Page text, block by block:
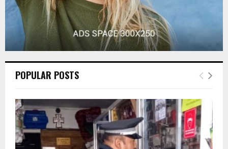
POPULAR POSTS